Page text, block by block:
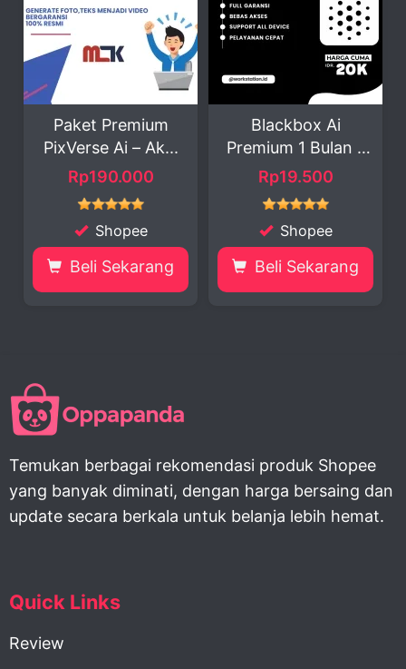
Paket Premium
PixVerse Ai – Ak...
Rp190.000
Shopee
Beli Sekarang
Blackbox Ai
Premium 1 Bulan –
...
Rp19.500
Shopee
Beli Sekarang
Temukan berbagai rekomendasi produk Shopee
yang banyak diminati, dengan harga bersaing dan
update secara berkala untuk belanja lebih hemat.
Quick Links
Review